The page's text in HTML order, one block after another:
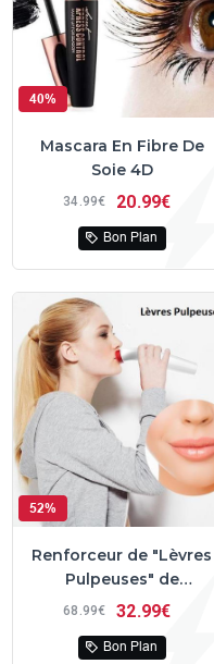
40%
Mascara En Fibre De
Soie 4D
34 99€ 20 99€
Bon Plan
52%
Renforceur de "Lèvres
Pulpeuses" de
LANBENA™
68 99€ 32 99€
Bon Plan